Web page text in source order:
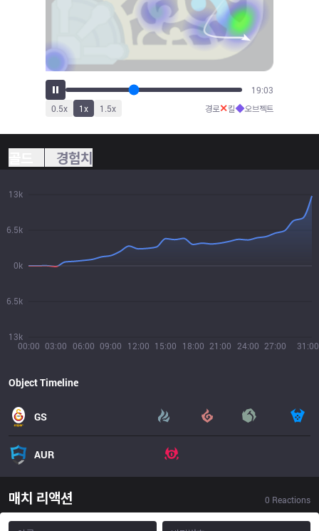
20:58
0.5x 1x 1.5x 경로✕킬◆오브젝트
경험치
00:00 03:00 06:00 09:00 12:00 15:00 18:00 21:00 24:00 27:00 31:00
13k
6.5k
0k
6.5k
13k
Object Timeline
GS
AUR
매치 리액션 0 Reactions